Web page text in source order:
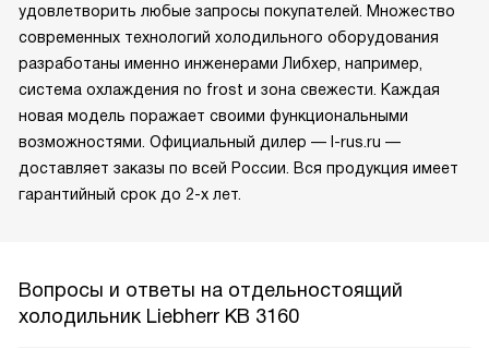
удовлетворить любые запросы покупателей. Множество
современных технологий холодильного оборудования
разработаны именно инженерами Либхер, например,
система охлаждения no frost и зона свежести. Каждая
новая модель поражает своими функциональными
возможностями. Официальный дилер — l-rus.ru —
доставляет заказы по всей России. Вся продукция имеет
гарантийный срок до 2-х лет.
Вопросы и ответы на отдельностоящий
холодильник Liebherr KB 3160